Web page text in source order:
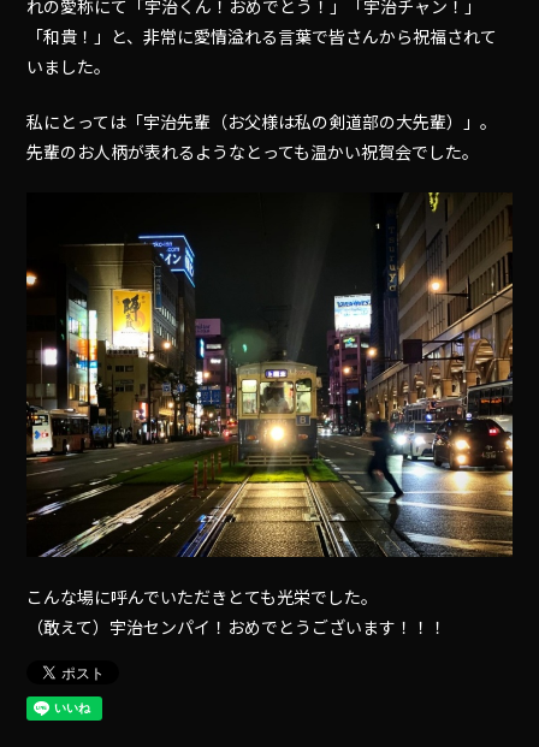
れの愛称にて「宇治くん！おめでとう！」「宇治チャン！」
「和貴！」と、非常に愛情溢れる言葉で皆さんから祝福されて
いました。
私にとっては「宇治先輩（お父様は私の剣道部の大先輩）」。
先輩のお人柄が表れるようなとっても温かい祝賀会でした。
こんな場に呼んでいただきとても光栄でした。
（敢えて）宇治センパイ！おめでとうございます！！！